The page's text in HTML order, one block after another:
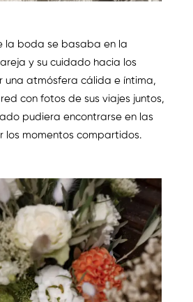
la boda se basaba en la
y su cuidado hacia los
una atmósfera cálida e íntima,
con fotos de sus viajes juntos,
pudiera encontrarse en las
los momentos compartidos.